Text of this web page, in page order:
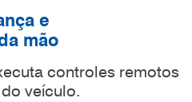
e
mão
controles remotos
veículo.